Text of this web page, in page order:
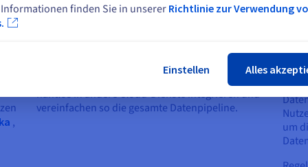
,
Cloud-basierte ETL-Lösungen
Durch ihre Flexibilität können sie mühelos
skalieren, wenn das Datenvolumen wächst.
Darüber hinaus lassen sich diese Lösungen
nahtlos in andere Cloud-Dienste integrieren und
vereinfachen so die gesamte Datenpipeline.
Die
um
finden Sie in unsererRichtlinie zur Verwendung
Einstellen Alles